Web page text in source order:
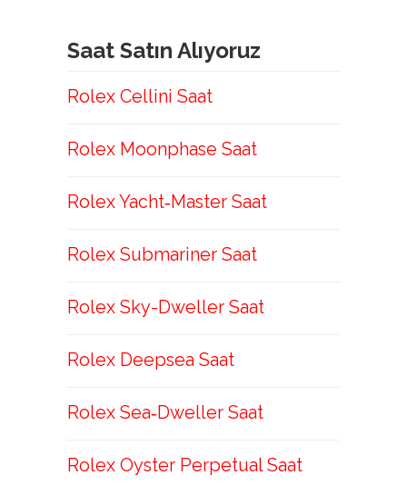
Saat Satın Alıyoruz
Rolex Cellini Saat
Rolex Moonphase Saat
Rolex Yacht‑Master Saat
Rolex Submariner Saat
Rolex Sky-Dweller Saat
Rolex Deepsea Saat
Rolex Sea‑Dweller Saat
Rolex Oyster Perpetual Saat